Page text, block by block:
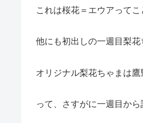
これは桜花＝エウアってこ
他にも初出しの一週目梨花
オリジナル梨花ちゃまは
って、さすがに一週目か